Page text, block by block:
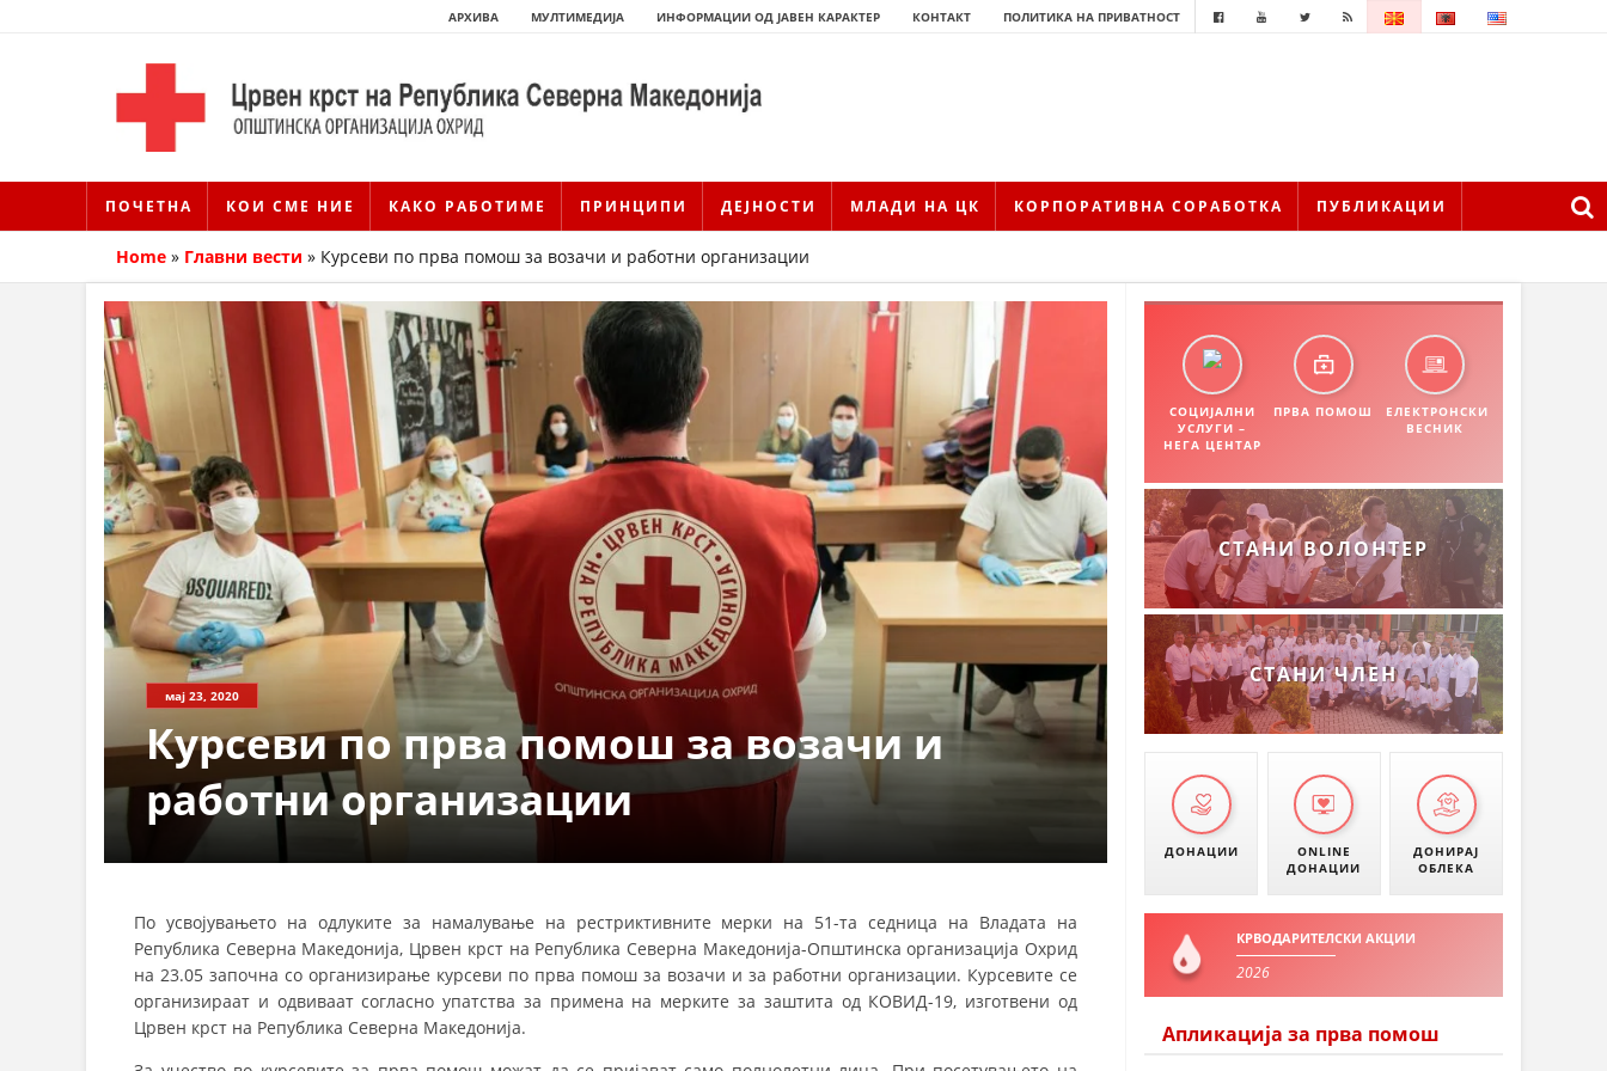
АРХИВА МУЛТИМЕДИЈА ИНФОРМАЦИИ ОД ЈАВЕН КАРАКТЕР КОНТАКТ ПОЛИТИКА НА ПРИВАТНОСТ
ПОЧЕТНА КОИ СМЕ НИЕ КАКО РАБОТИМЕ ПРИНЦИПИ ДЕЈНОСТИ МЛАДИ НА ЦК КОРПОРАТИВНА СОРАБОТКА ПУБЛИКАЦИИ
ИСТОРИЈАТ НА ЦКРМ
ИСТОРИЈАТ НА ДВИЖЕЊЕТО
СТРУКТУРА НА ОРГАНИЗАЦИЈАТА
КОНТАКТ ИНФОРМАЦИИ
ЧЛЕНСТВО ВО ПРОФЕСИОНАЛНИ ТЕЛА
ЗАКОН ЗА ЦКРМ
СТАТУТ НА ЦКРМ
ОРГАНИЗАЦИЈА И РАЗВОЈ
РАКОВОДЕН ОДБОР
Home » Главни вести » Курсеви по прва помош за возачи и работни организации
мај 23, 2020
Курсеви по прва помош за возачи и
работни организации
По усвојувањето на одлуките за намалување на рестриктивните мерки на 51-та седница на Владата на
Република Северна Македонија, Црвен крст на Република Северна Македонија-Општинска организација Охрид
на 23.05 започна со организирање курсеви по прва помош за возачи и за работни организации. Курсевите се
организираат и одвиваат согласно упатства за примена на мерките за заштита од КОВИД-19, изготвени од
Црвен крст на Република Северна Македонија.
СОЦИЈАЛНИ
УСЛУГИ –
НЕГА ЦЕНТАР
ПРВА ПОМОШ
ЕЛЕКТРОНСКИ
ВЕСНИК
СТАНИ ВОЛОНТЕР
СТАНИ ЧЛЕН
ДОНАЦИИ
ONLINE
ДОНАЦИИ
ДОНИРАЈ
ОБЛЕКА
КРВОДАРИТЕЛСКИ АКЦИИ
2026
Апликација за прва помош